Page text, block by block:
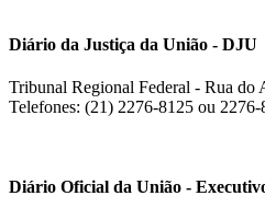
Diário da Justiça da União - DJU
Tribunal Regional Federal - Rua do
Telefones: (21) 2276-8125 ou 2276-
Diário Oficial da União -